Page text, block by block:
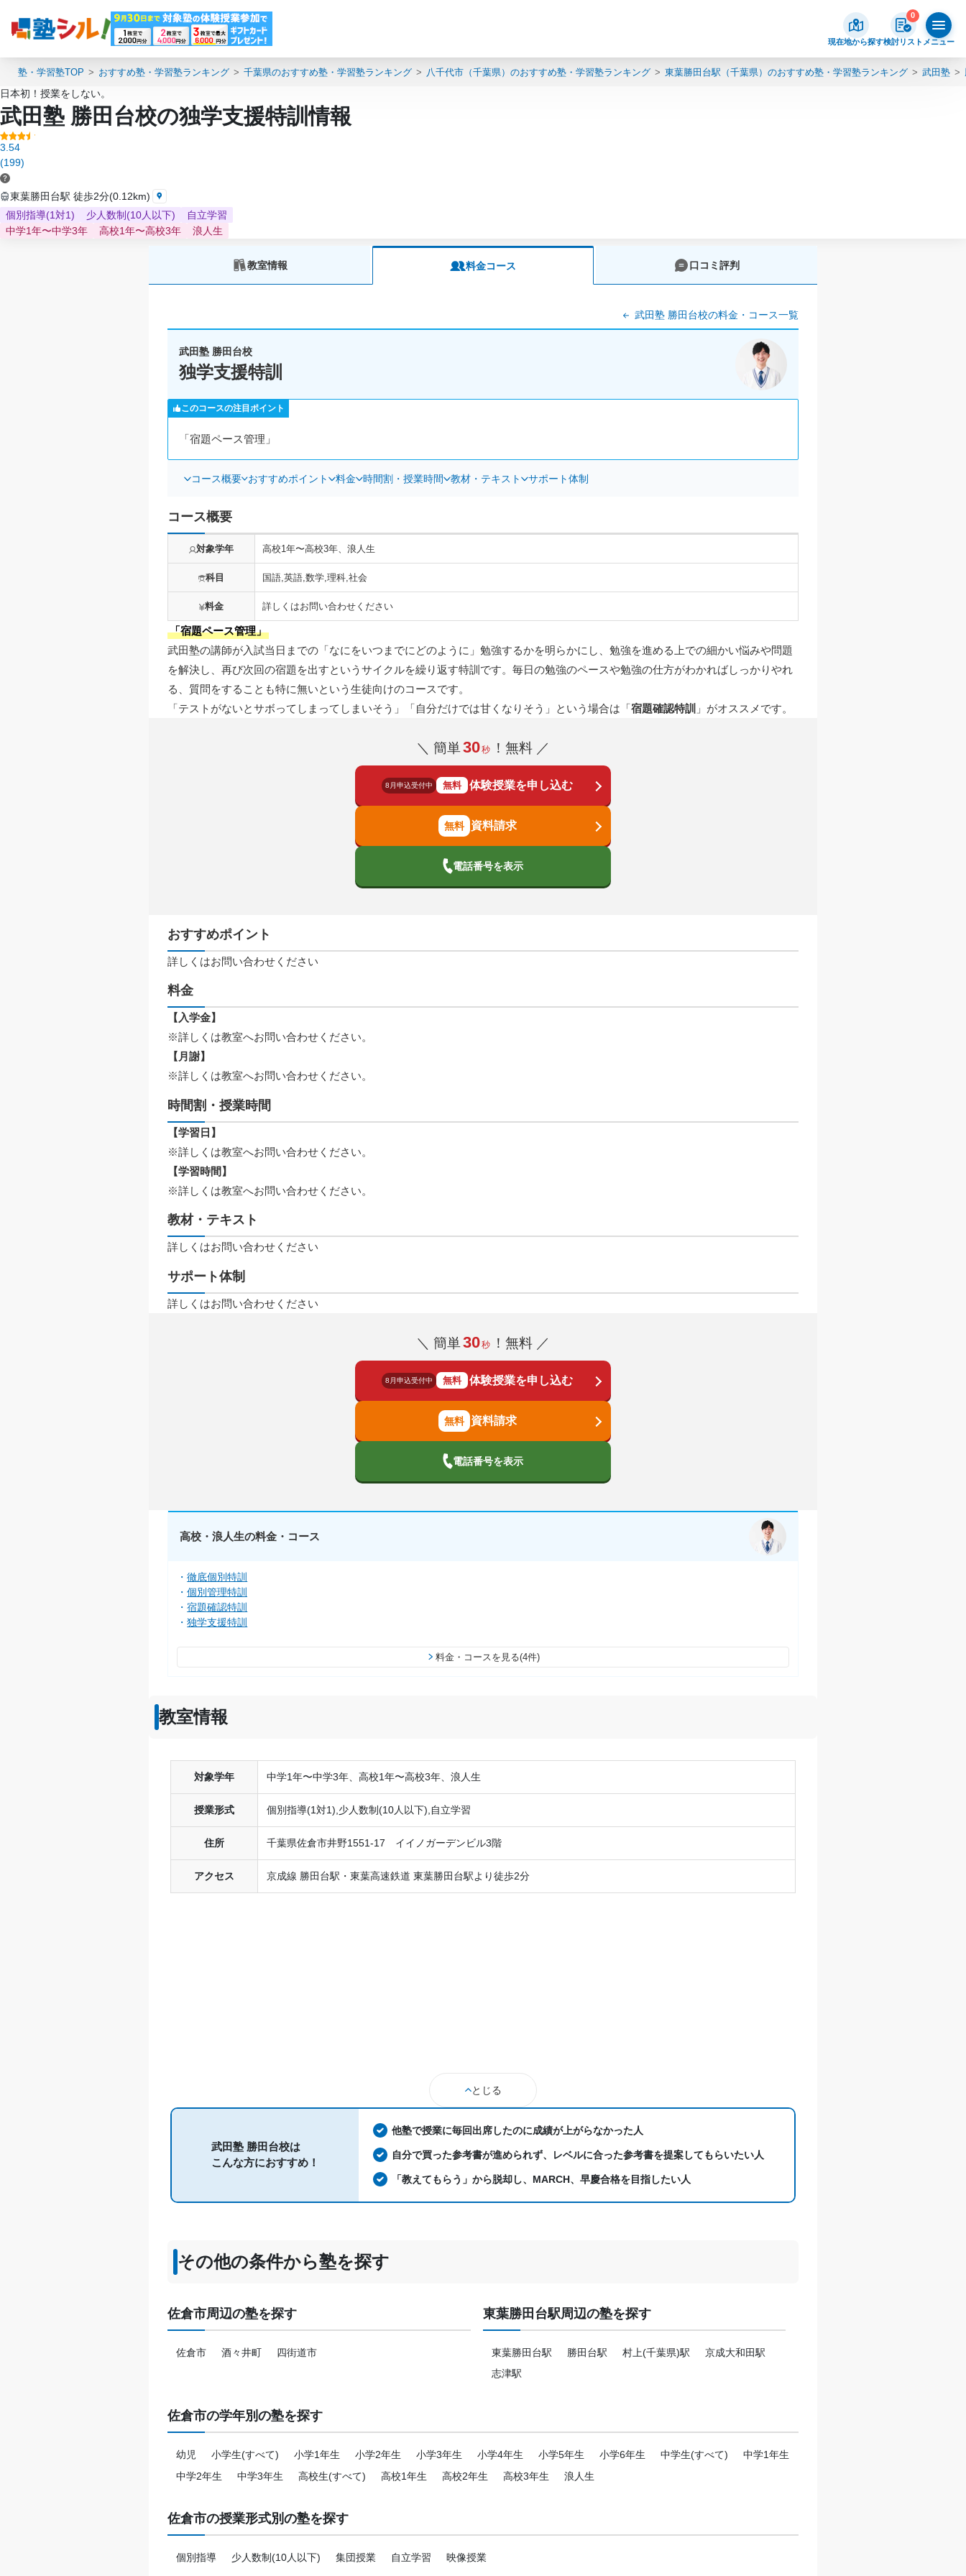
現在地から探す
0
検討リスト メニュー
塾・学習塾TOP おすすめ塾・学習塾ランキング 千葉県のおすすめ塾・学習塾ランキング 八千代市（千葉県）のおすすめ塾・学習塾ランキング 東葉勝田台駅（千葉県）のおすすめ塾・学習塾ランキング 武田塾
日本初！授業をしない。
武田塾 勝田台校の独学支援特訓情報
3.54
(199)
東葉勝田台駅 徒歩2分(0.12km)
個別指導(1対1)
少人数制(10人以下)
自立学習
中学1年〜中学3年
高校1年〜高校3年 浪人生
教室情報 料金コース 口コミ評判
武田塾 勝田台校の料金・コース一覧
武田塾 勝田台校
独学支援特訓
このコースの注目ポイント
「宿題ペース管理」
コース概要 おすすめポイント 料金 時間割・授業時間 教材・テキスト サポート体制
コース概要
対象学年 高校1年〜高校3年、浪人生
科目 国語,英語,数学,理科,社会
料金 詳しくはお問い合わせください
「宿題ペース管理」
武田塾の講師が入試当日までの「なにをいつまでにどのように」勉強するかを明らかにし、勉強を進める上での細かい悩みや問題
を解決し、再び次回の宿題を出すというサイクルを繰り返す特訓です。毎日の勉強のペースや勉強の仕方がわかればしっかりやれ
る、質問をすることも特に無いという生徒向けのコースです。
「テストがないとサボってしまってしまいそう」「自分だけでは甘くなりそう」という場合は「宿題確認特訓 」がオススメです。
＼ 簡単30秒 ！無料 ／
8月申込受付中 無料 体験授業を申し込む
資料請求
電話番号を表示
おすすめポイント
詳しくはお問い合わせください
料金
【入学金】
※詳しくは教室へお問い合わせください。
【月謝】
※詳しくは教室へお問い合わせください。
時間割・授業時間
【学習日】
※詳しくは教室へお問い合わせください。
【学習時間】
※詳しくは教室へお問い合わせください。
教材・テキスト
詳しくはお問い合わせください
サポート体制
詳しくはお問い合わせください
＼ 簡単30秒 ！無料 ／
8月申込受付中 無料 体験授業を申し込む
資料請求
電話番号を表示
高校・浪人生の料金・コース
徹底個別特訓
個別管理特訓
宿題確認特訓
独学支援特訓
料金・コースを見る(4件)
教室情報
対象学年 中学1年〜中学3年、高校1年〜高校3年、浪人生
授業形式 個別指導(1対1),少人数制(10人以下),自立学習
住所 千葉県佐倉市井野1551-17 イイノガーデンビル3階
アクセス 京成線 勝田台駅・東葉高速鉄道 東葉勝田台駅より徒歩2分
とじる
武田塾 勝田台校は
こんな方におすすめ！
他塾で授業に毎回出席したのに成績が上がらなかった人
自分で買った参考書が進められず、レベルに合った参考書を提案してもらいたい人
「教えてもらう」から脱却し、MARCH、早慶合格を目指したい人
その他の条件から塾を探す
佐倉市周辺の塾を探す
佐倉市 酒々井町 四街道市
東葉勝田台駅周辺の塾を探す
東葉勝田台駅 勝田台駅 村上(千葉県)駅
京成大和田駅
志津駅
佐倉市の学年別の塾を探す
幼児 小学生(すべて) 小学1年生 小学2年生 小学3年生 小学4年生 小学5年生 小学6年生 中学生(すべて)
中学1年生
中学2年生
中学3年生 高校生(すべて) 高校1年生 高校2年生 高校3年生 浪人生
佐倉市の授業形式別の塾を探す
個別指導 少人数制(10人以下) 集団授業 自立学習 映像授業